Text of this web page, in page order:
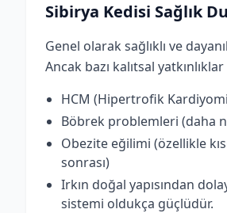
Sibirya Kedisi Sağlık
Genel olarak sağlıklı ve
Ancak bazı kalıtsal
HCM (Hipertrofik
Böbrek problemleri (daha
Obezite eğilimi (özellikle
sonrası)
Irkın doğal yapısından
sistemi oldukça güçlüdür.